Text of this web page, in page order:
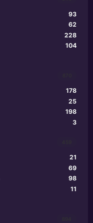
93
62
228
104
178
25
198
3
21
69
98
11